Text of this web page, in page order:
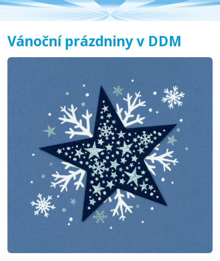
Vánoční prázdniny v DDM